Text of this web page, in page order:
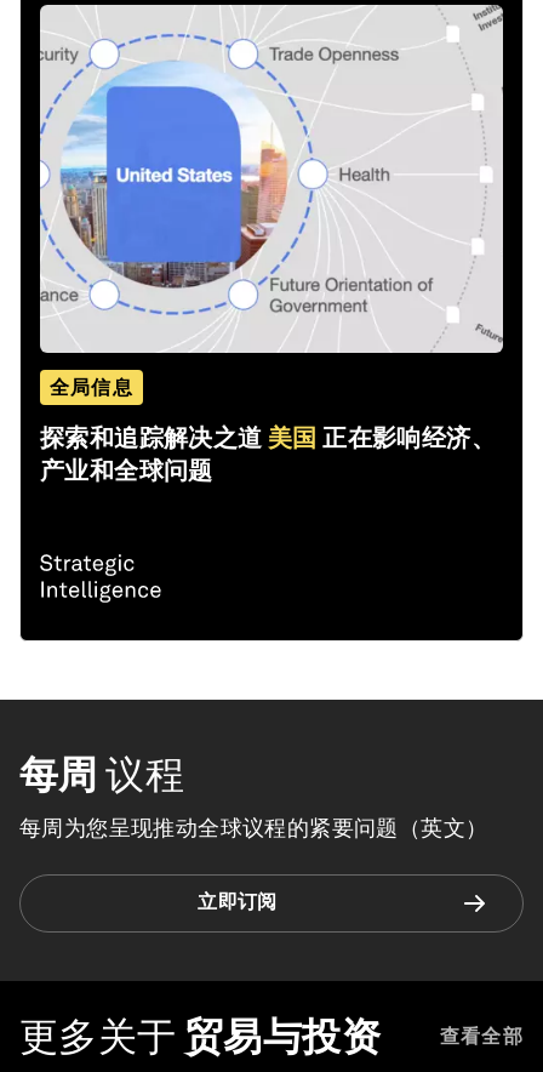
全局信息
探索和追踪解决之道 美国 正在影响经济、
产业和全球问题
每周 议程
每周为您呈现推动全球议程的紧要问题（英文）
立即订阅
更多关于 贸易与投资 查看全部